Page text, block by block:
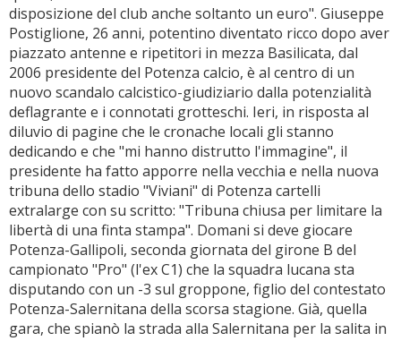
disposizione del club anche soltanto un euro". Giuseppe
Postiglione, 26 anni, potentino diventato ricco dopo aver
piazzato antenne e ripetitori in mezza Basilicata, dal
2006 presidente del Potenza calcio, è al centro di un
nuovo scandalo calcistico-giudiziario dalla potenzialità
deflagrante e i connotati grotteschi. Ieri, in risposta al
diluvio di pagine che le cronache locali gli stanno
dedicando e che "mi hanno distrutto l'immagine", il
presidente ha fatto apporre nella vecchia e nella nuova
tribuna dello stadio "Viviani" di Potenza cartelli
extralarge con su scritto: "Tribuna chiusa per limitare la
libertà di una finta stampa". Domani si deve giocare
Potenza-Gallipoli, seconda giornata del girone B del
campionato "Pro" (l'ex C1) che la squadra lucana sta
disputando con un -3 sul groppone, figlio del contestato
Potenza-Salernitana della scorsa stagione. Già, quella
gara, che spianò la strada alla Salernitana per la salita in